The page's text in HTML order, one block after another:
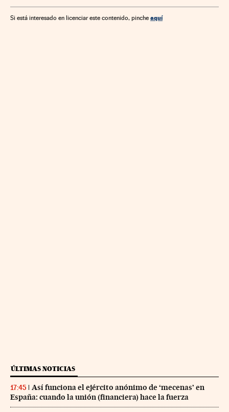
Si está interesado en licenciar este contenido, pinche aquí
ÚLTIMAS NOTICIAS
17:45
Así funciona el ejército anónimo de ‘mecenas’ en
España: cuando la unión (financiera) hace la fuerza